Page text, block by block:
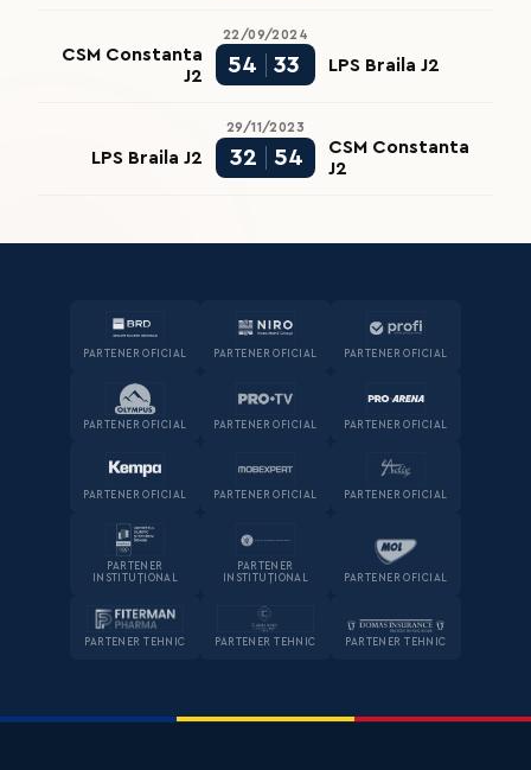
22/09/2024
CSM Constanta
J2
54 33 LPS Braila J2
29/11/2023
LPS Braila J2 32 54
CSM Constanta
J2
PARTENER OFICIAL PARTENER OFICIAL PARTENER OFICIAL
PARTENER OFICIAL PARTENER OFICIAL PARTENER OFICIAL
PARTENER OFICIAL PARTENER OFICIAL PARTENER OFICIAL
PARTENER
INSTITUȚIONAL
PARTENER
INSTITUȚIONAL
PARTENER OFICIAL
PARTENER TEHNIC PARTENER TEHNIC PARTENER TEHNIC